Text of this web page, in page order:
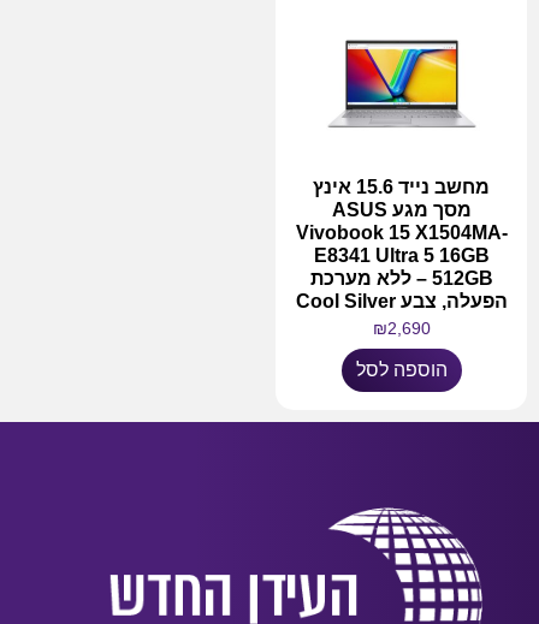
מחשב נייד 15.6 אינץ
מסך מגע ASUS
Vivobook 15 X1504MA-
E8341 Ultra 5 16GB
512GB – ללא מערכת
הפעלה, צבע Cool Silver
₪2,690
הוספה לסל